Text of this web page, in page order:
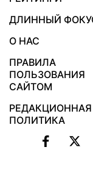
ДЛИННЫЙ
О НАС
ПРАВИЛА
ПОЛЬЗОВАНИЯ
САЙТОМ
РЕДАКЦИОННАЯ
ПОЛИТИКА